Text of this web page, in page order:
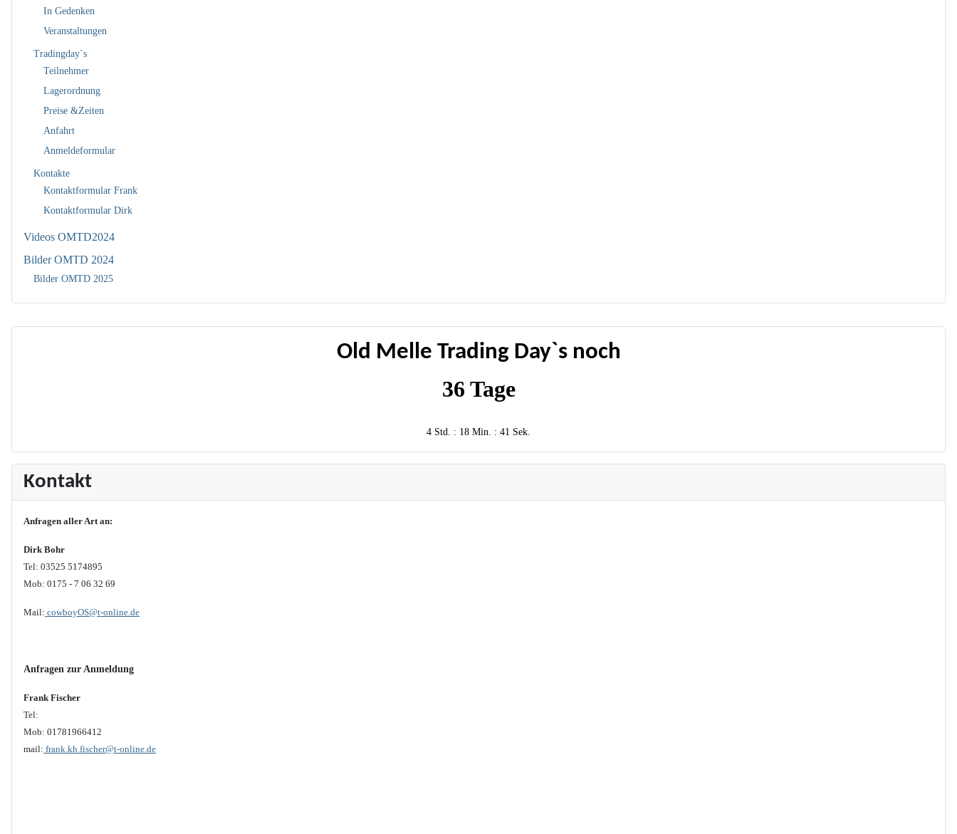
Old Melle Trading Day`s noch
36 Tage
4 Std. : 18 Min. : 41 Sek.
Kontakt
Anfragen aller Art an:
Dirk Bohr
Tel: 03525 5174895
Mob: 0175 - 7 06 32 69
Mail: cowboyOS@t-online.de
Anfragen zur Anmeldung
Frank Fischer
Tel:
Mob: 01781966412
mail: frank.kh.fischer@t-online.de
In Gedenken
Veranstaltungen
Tradingday`s
Teilnehmer
Lagerordnung
Preise &Zeiten
Anfahrt
Anmeldeformular
Kontakte
Kontaktformular Frank
Kontaktformular Dirk
Videos OMTD2024
Bilder OMTD 2024
Bilder OMTD 2025